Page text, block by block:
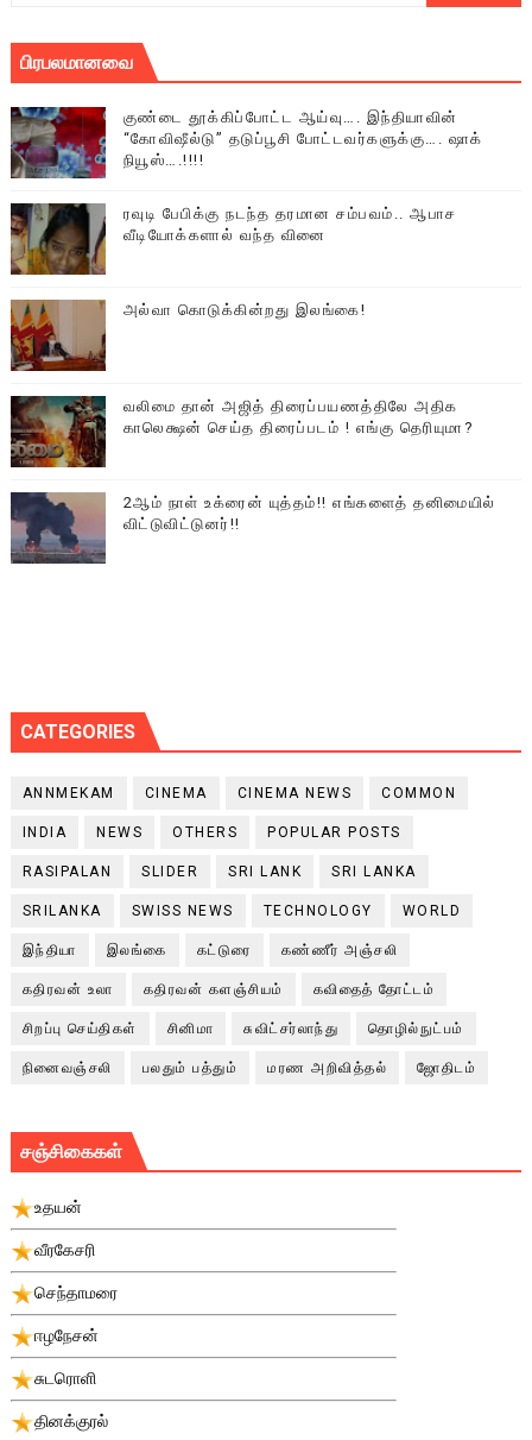
பிரபலமானவை
குண்டை தூக்கிப்போட்ட ஆய்வு…. இந்தியாவின்
“கோவிஷீல்டு” தடுப்பூசி போட்டவர்களுக்கு…. ஷாக்
நியூஸ்….!!!!
ரவுடி பேபிக்கு நடந்த தரமான சம்பவம்.. ஆபாச
வீடியோக்களால் வந்த வினை
அல்வா கொடுக்கின்றது இலங்கை!
வலிமை தான் அஜித் திரைப்பயணத்திலே அதிக
காலெக்ஷன் செய்த திரைப்படம் ! எங்கு தெரியுமா?
2ஆம் நாள் உக்ரைன் யுத்தம்!! எங்களைத் தனிமையில்
விட்டுவிட்டுனர்!!
CATEGORIES
ANNMEKAM CINEMA CINEMA NEWS COMMON
INDIA NEWS OTHERS POPULAR POSTS
RASIPALAN SLIDER SRI LANK SRI LANKA
SRILANKA SWISS NEWS TECHNOLOGY WORLD
இந்தியா இலங்கை கட்டுரை கண்ணீர் அஞ்சலி
கதிரவன் உலா கதிரவன் களஞ்சியம் கவிதைத் தோட்டம்
சிறப்பு செய்திகள் சினிமா சுவிட்சர்லாந்து தொழில்நுட்பம்
நினைவஞ்சலி பலதும் பத்தும் மரண அறிவித்தல் ஜோதிடம்
சஞ்சிகைகள்
உதயன்
வீரகேசரி
செந்தாமரை
ஈழநேசன்
சுடரொளி
தினக்குரல்